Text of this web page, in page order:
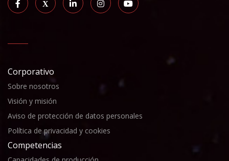
Corporativo
Sobre nosotros
Visión y misión
Aviso de protección de datos personales
Política de privacidad y cookies
Competencias